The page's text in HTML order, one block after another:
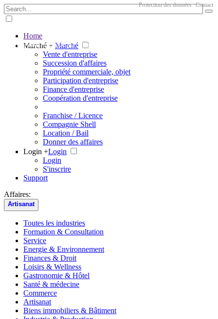
The big marketplace for business
Protection des données Contact
Home
Marché + Marché
Vente d'entreprise
Succession d'affaires
Propriété commerciale, objet
Participation d'entreprise
Finance d'entreprise
Coopération d'entreprise
Franchise / Licence
Compagnie Shell
Location / Bail
Donner des affaires
Login +Login
Login
S'inscrire
Support
Affaires:
Artisanat
Toutes les industries
Formation & Consultation
Service
Energie & Environnement
Finances & Droit
Loisirs & Wellness
Gastronomie & Hôtel
Santé & médecine
Commerce
Artisanat
Biens immobiliers & Bâtiment